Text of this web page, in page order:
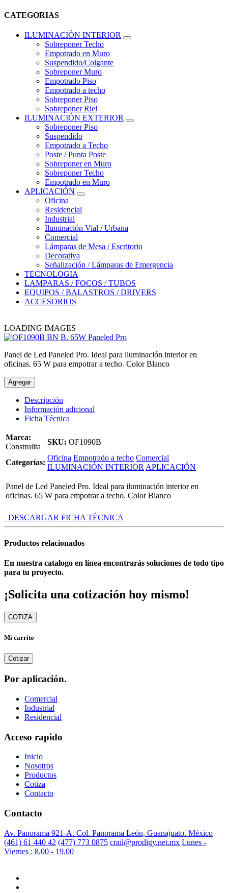
CATEGORIAS
ILUMINACIÓN INTERIOR
Sobreponer Techo
Empotrado en Muro
Suspendido/Colgante
Sobreponer Muro
Empotrado Piso
Empotrado a techo
Sobreponer Piso
Sobreponer Riel
ILUMINACIÓN EXTERIOR
Sobreponer Piso
Suspendido
Empotrado a Techo
Poste / Punta Poste
Sobreponer en Muro
Sobreponer Techo
Empotrado en Muro
APLICACIÓN
Oficina
Residencial
Industrial
Iluminación Vial / Urbana
Comercial
Lámparas de Mesa / Escritorio
Decorativa
Señalización / Lámparas de Emergencia
TECNOLOGIA
LAMPARAS / FOCOS / TUBOS
EQUIPOS / BALASTROS / DRIVERS
ACCESORIOS
LOADING IMAGES
Panel de Led Paneled Pro. Ideal para iluminación interior en
oficinas. 65 W para empotrar a techo. Color Blanco
Agregar
Descripción
Información adicional
Ficha Técnica
Marca:
Construlita
SKU: OF1090B
Categorías:
Oficina Empotrado a techo Comercial
ILUMINACIÓN INTERIORAPLICACIÓN
Panel de Led Paneled Pro. Ideal para iluminación interior en
oficinas. 65 W para empotrar a techo. Color Blanco
DESCARGAR FICHA TÉCNICA
Productos relacionados
En nuestra catalogo en línea encontrarás soluciones de todo tipo
para tu proyecto.
¡Solicita una cotización hoy mismo!
COTIZA
Mi carrito
Cotizar
Por aplicación.
Comercial
Industrial
Residencial
Acceso rapido
Inicio
Nosotros
Productos
Cotiza
Contacto
Contacto
Av. Panorama 921-A. Col. Panorama León, Guanajuato. México
(461) 61 440 42 (477) 773 0875 crail@prodigy.net.mx Lunes -
Viernes : 8.00 - 19.00